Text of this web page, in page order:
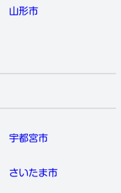
山形市
宇都宮市
さいたま市